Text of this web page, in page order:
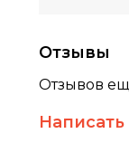
Отзывы
Отзывов